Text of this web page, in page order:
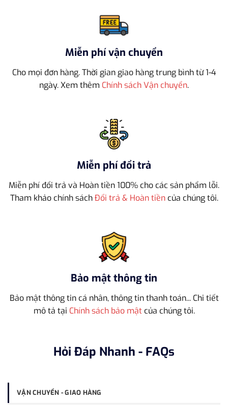
Miễn phí vận chuyển
Cho mọi đơn hàng. Thời gian giao hàng trung bình từ 1-4
ngày. Xem thêm Chính sách Vận chuyển.
Miễn phí đổi trả
Miễn phí đổi trả và Hoàn tiền 100% cho các sản phẩm lỗi.
Tham khảo chính sáchĐổi trả & Hoàn tiềncủa chúng tôi.
Bảo mật thông tin
Bảo mật thông tin cá nhân, thông tin thanh toán... Chi tiết
mô tả tại Chính sách bảo mậtcủa chúng tôi.
Hỏi Đáp Nhanh - FAQs
VẬN CHUYỂN - GIAO HÀNG